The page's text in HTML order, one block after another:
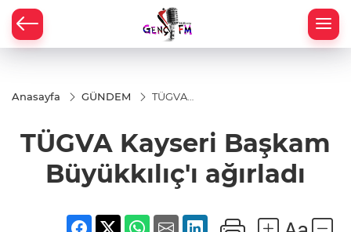
Anasayfa GÜNDEM
TÜGVA
Büyükkılıç'ı
ağırladı
TÜGVA Kayseri Başkam
Büyükkılıç'ı ağırladı